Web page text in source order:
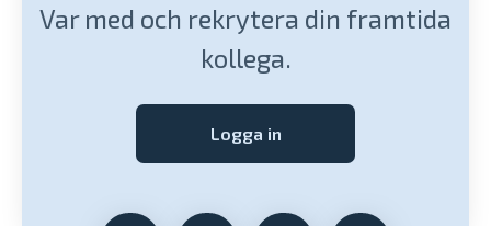
Var med och rekrytera din framtida
kollega.
Logga in